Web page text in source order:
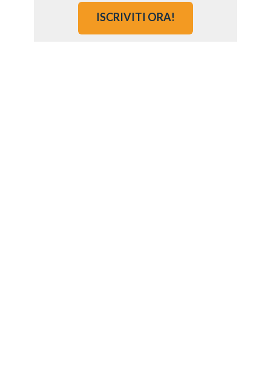
ISCRIVITI ORA!